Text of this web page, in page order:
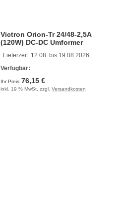
Victron Orion-Tr 24/48-2,5A
(120W) DC-DC Umformer
Lieferzeit: 12.08. bis 19.08.2026
Verfügbar:
Ihr Preis 76,15 €
inkl. 19 % MwSt. zzgl. Versandkosten